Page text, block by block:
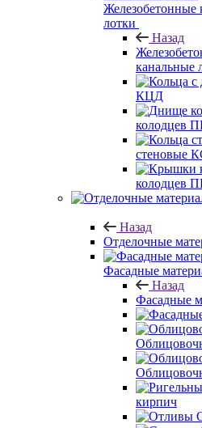
Железобетонные
лотки
Назад
канальные
КЦД
колодцев
стеновые
колодцев
Назад
Отделочные
Фасадные
Назад
Фасадные
кирпич